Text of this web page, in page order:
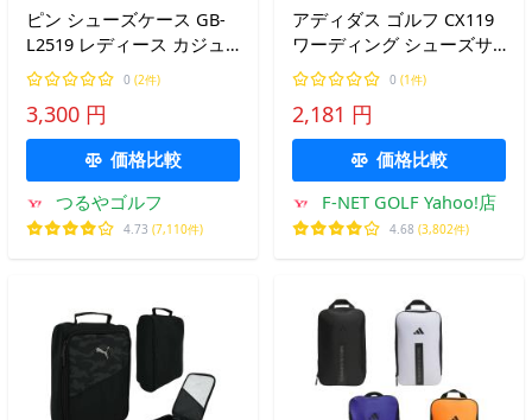
ピン シューズケース GB-
L2519 レディース カジュ
アル 2025年モデル
0 (2件)
3,300 円
価格比較
つるやゴルフ
4.73 (7,110件)
アディダス ゴルフ CX119
ワーディング シューズサ
ック [軽量、ハンドル付き]
0 (1件)
2,181 円
価格比較
F-NET GOLF Yahoo!店
4.68 (3,802件)